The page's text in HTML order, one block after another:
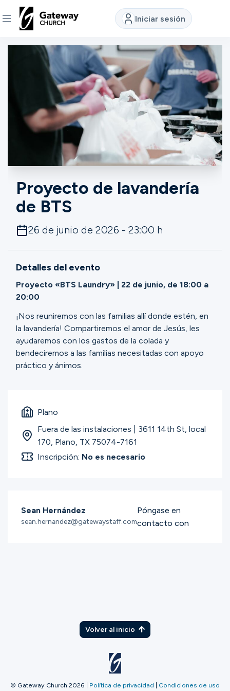
Iniciar sesión
DESCUBRE
Conectar
Ministerios
Dar
Buscar
Proyecto de lavandería
de BTS
26 de junio de 2026 - 23:00 h
Detalles del evento
Proyecto «BTS Laundry» | 22 de junio, de 18:00 a
20:00
¡Nos reuniremos con las familias allí donde estén, en
la lavandería! Compartiremos el amor de Jesús, les
ayudaremos con los gastos de la colada y
bendeciremos a las familias necesitadas con apoyo
práctico y ánimos.
Plano
Fuera de las instalaciones | 3611 14th St, local
170, Plano, TX 75074-7161
Inscripción: No es necesario
Sean Hernández
sean.hernandez@gatewaystaff.com
Póngase en
contacto con
Volver al inicio
© Gateway Church 2026 | Política de privacidad | Condiciones de uso